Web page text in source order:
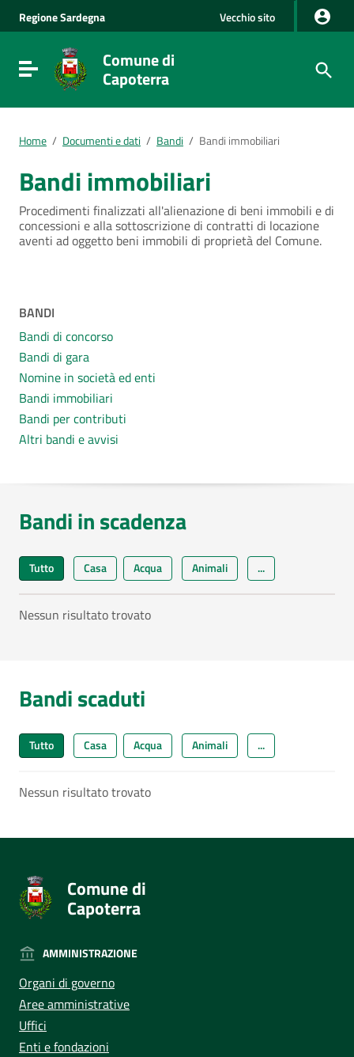
Vai alla navigazione del sito
Vai al Footer
RegioneSardegna Vecchio sito
Visualizza/nascondi menu di navigazione
Comune di
Capoterra
Home / Documenti e dati / Bandi / Bandi immobiliari
Bandi immobiliari
Procedimenti finalizzati all'alienazione di beni immobili e di
concessioni e alla sottoscrizione di contratti di locazione
aventi ad oggetto beni immobili di proprietà del Comune.
Menu
BANDI
Bandi di concorso
Bandi di gara
Nomine in società ed enti
Bandi immobiliari
Bandi per contributi
Altri bandi e avvisi
Bandi in scadenza
Tutto Casa Acqua Animali ...
Nessun risultato trovato
Bandi scaduti
Tutto Casa Acqua Animali ...
Nessun risultato trovato
Comune di
Capoterra
AMMINISTRAZIONE
Organi di governo
Aree amministrative
Uffici
Enti e fondazioni